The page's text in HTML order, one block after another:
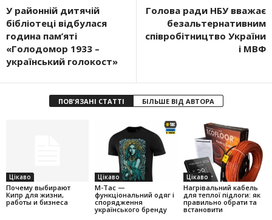
У районній дитячій
бібліотеці відбулася
година пам’яті
«Голодомор 1933 –
український голокост»
Голова ради НБУ вважає
безальтернативним
співробітництво України
і МВФ
ПОВ'ЯЗАНІ СТАТТІ БІЛЬШЕ ВІД АВТОРА
Цікаво
Почему выбирают
Кипр для жизни,
работы и бизнеса
Цікаво
M-Tac —
функціональний одяг і
спорядження
українського бренду
Цікаво
Нагрівальний кабель
для теплої підлоги: як
правильно обрати та
встановити